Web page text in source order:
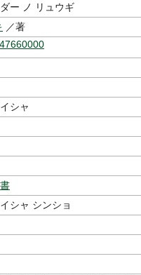
ー ノ リュウギ
／著
シャ
シャ シンショ